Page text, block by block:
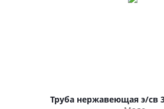
Труба нержавеющая э/св